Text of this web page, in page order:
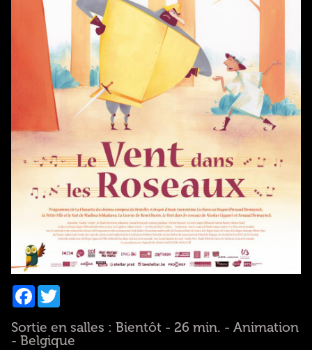
Facebook
Twitter
Sortie en salles : Bientôt - 26 min. - Animation
- Belgique